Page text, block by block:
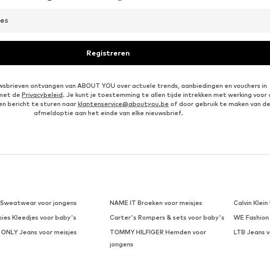
Registreren
ontvangen van ABOUT YOU over actuele trends, aanbiedingen en vouchers in
de Privacybeleid. Je kunt je toestemming te allen tijde intrekken met werking voor
bericht te sturen naar klantenservice@aboutyou.be of door gebruik te maken van de
afmeldoptie aan het einde van elke nieuwsbrief.
voor jongens NAME IT Broeken voor meisjes
Calvin
Kleedjes voor baby's Carter's Rompers & sets voor baby's
WE
ONLY Jeans voor meisjes
TOMMY HILFIGER Hemden voor
jongens
LTB Jeans